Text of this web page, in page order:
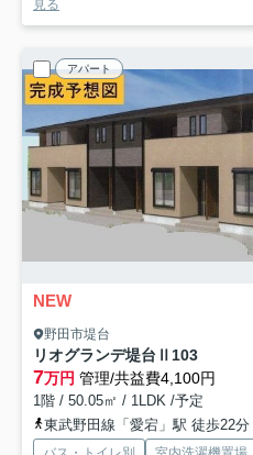
見る
アパート
NEW
野田市堤台
リオグランデ堤台Ⅱ 103
7万円 管理/共益費4,100円
1階 / 50.05㎡ / 1LDK /予定
東武野田線「愛宕」駅 徒歩22分